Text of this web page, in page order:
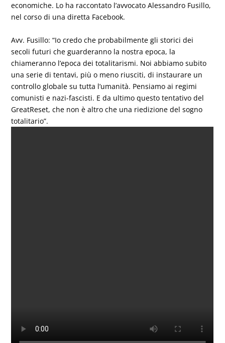
economiche. Lo ha raccontato l’avvocato Alessandro Fusillo,
nel corso di una diretta Facebook.
Avv. Fusillo: “Io credo che probabilmente gli storici dei
secoli futuri che guarderanno la nostra epoca, la
chiameranno l’epoca dei totalitarismi. Noi abbiamo subito
una serie di tentavi, più o meno riusciti, di instaurare un
controllo globale su tutta l’umanità. Pensiamo ai regimi
comunisti e nazi-fascisti. E da ultimo questo tentativo del
GreatReset, che non è altro che una riedizione del sogno
totalitario”.